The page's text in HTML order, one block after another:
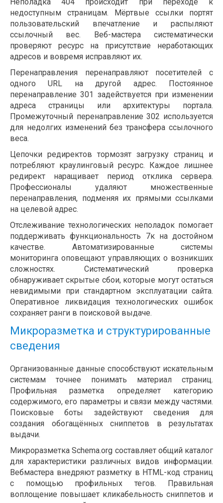
недоступным страницам. Мёртвые ссылки портят
пользовательский впечатление и распыляют
ссылочный вес. Веб-мастера систематически
проверяют ресурс на присутствие неработающих
адресов и вовремя исправляют их.
Перенаправления перенаправляют посетителей с
одного URL на другой адрес. Постоянное
перенаправление 301 задействуется при изменении
адреса страницы или архитектуры портала.
Промежуточный перенаправление 302 используется
для недолгих изменений без трансфера ссылочного
веса.
Цепочки редиректов тормозят загрузку страниц и
потребляют краулинговый ресурс. Каждое лишнее
редирект наращивает период отклика сервера.
Профессионалы удаляют множественные
перенаправления, подменяя их прямыми ссылками
на целевой адрес.
Отслеживание технологических неполадок помогает
поддерживать функциональность 7к на достойном
качестве. Автоматизированные системы
мониторинга оповещают управляющих о возникших
сложностях. Систематический проверка
обнаруживает скрытые сбои, которые могут остаться
невидимыми при стандартном эксплуатации сайта.
Оперативное ликвидация технологических ошибок
сохраняет ранги в поисковой выдаче.
Микроразметка и структурированные
сведения
Организованные данные способствуют искательным
системам точнее понимать материал страниц.
Профильная разметка определяет категорию
содержимого, его параметры и связи между частями.
Поисковые боты задействуют сведения для
создания обогащённых сниппетов в результатах
выдачи.
Микроразметка Schema.org составляет общий каталог
для характеристики различных видов информации.
Вебмастера внедряют разметку в HTML-код страниц
с помощью профильных тегов. Правильная
воплощение повышает кликабельность сниппетов и